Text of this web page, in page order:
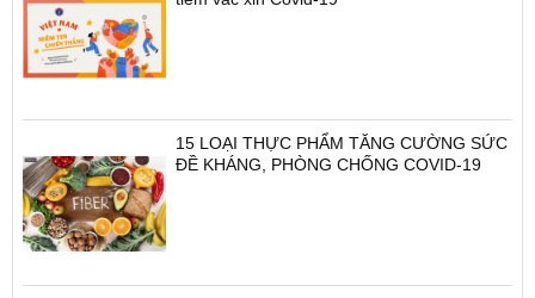
15 LOẠI THỰC PHẨM TĂNG CƯỜNG SỨC
ĐỀ KHÁNG, PHÒNG CHỐNG COVID-19